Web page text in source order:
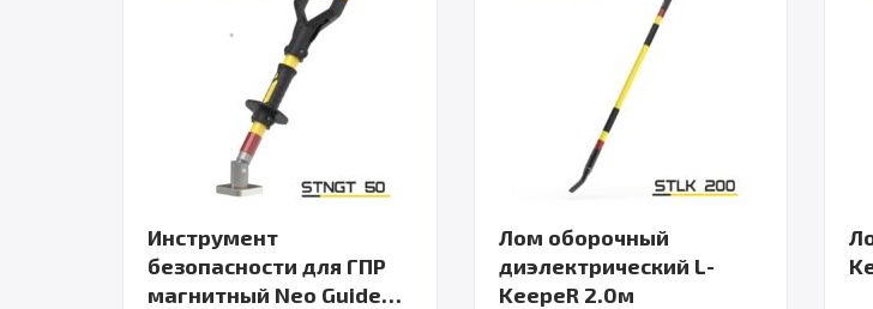
Инструмент
безопасности для ГПР
магнитный Neo GuideR
Лом оборочный
диэлектрический L-
KeepeR 2.0м